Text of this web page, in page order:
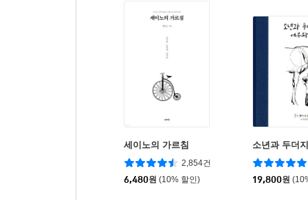
세이노의 가르침
2,854건
6,480원 (10% 할인)
소년과 두더
19,800원